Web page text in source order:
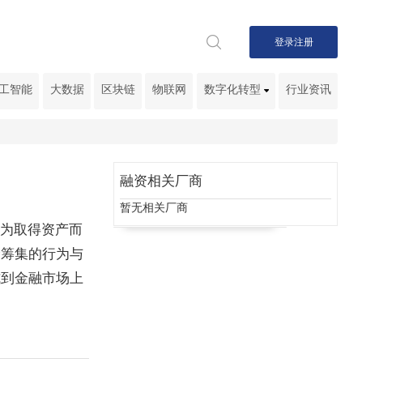
登录注册
智能 大数据 区块链 物联网 数字化转型 行业资讯
取得资产而
集的行为与
金融市场上
融资相关厂商
暂无相关厂商